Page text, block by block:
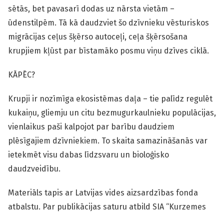
sētās, bet pavasarī dodas uz nārsta vietām –
ūdenstilpēm. Tā kā daudzviet šo dzīvnieku vēsturiskos
migrācijas ceļus šķērso autoceļi, ceļa šķērsošana
krupjiem kļūst par bīstamāko posmu viņu dzīves ciklā.
KĀPĒC?
Krupji ir nozīmīga ekosistēmas daļa – tie palīdz regulēt
kukaiņu, gliemju un citu bezmugurkaulnieku populācijas,
vienlaikus paši kalpojot par barību daudziem
plēsīgajiem dzīvniekiem. To skaita samazināšanās var
ietekmēt visu dabas līdzsvaru un bioloģisko
daudzveidību.
Materiāls tapis ar Latvijas vides aizsardzības fonda
atbalstu. Par publikācijas saturu atbild SIA “Kurzemes